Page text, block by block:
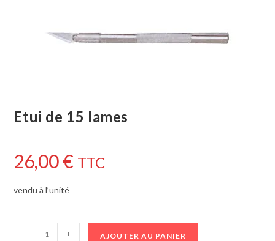
Etui de 15 lames
26,00€ TTC
vendu à l’unité
- + AJOUTER AU PANIER